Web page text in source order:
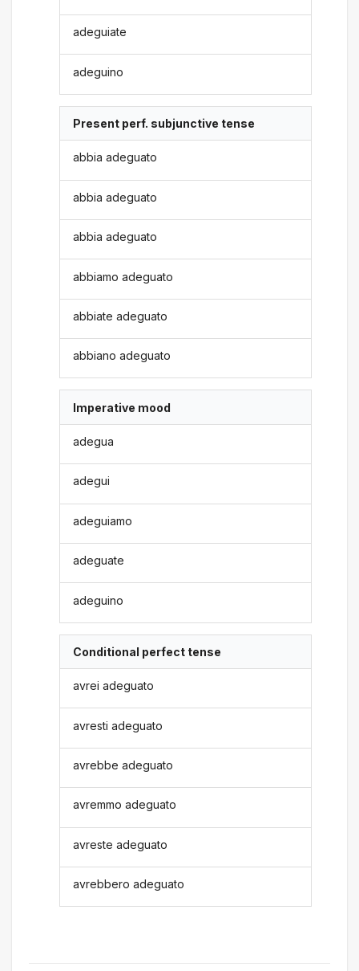
adeguiate
adeguino
Present perf. subjunctive tense
abbia adeguato
abbia adeguato
abbia adeguato
abbiamo adeguato
abbiate adeguato
abbiano adeguato
Imperative mood
adegua
adegui
adeguiamo
adeguate
adeguino
Conditional perfect tense
avrei adeguato
avresti adeguato
avrebbe adeguato
avremmo adeguato
avreste adeguato
avrebbero adeguato